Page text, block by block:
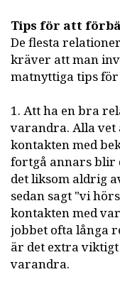
Tips för att
De flesta
kräver att man
matnyttiga tips
1. Att ha en bra
varandra. Alla
kontakten med
fortgå annars blir
det liksom aldrig
sedan sagt "vi
kontakten med
jobbet ofta långa
är det extra
varandra.